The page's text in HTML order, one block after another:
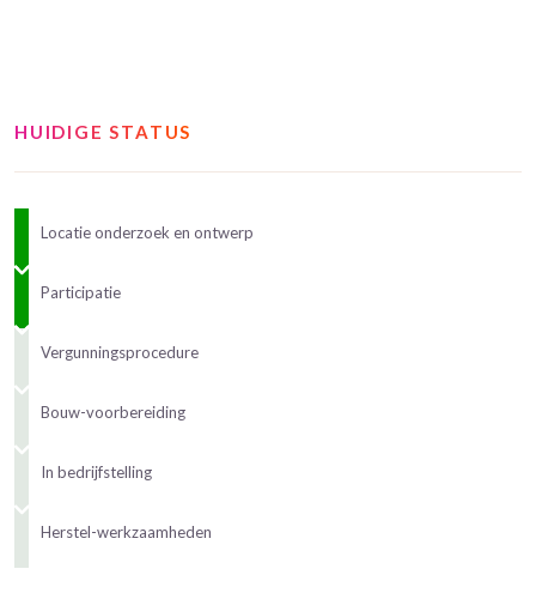
HUIDIGE STATUS
Locatie onderzoek en ontwerp
Participatie
Vergunningsprocedure
Bouw-voorbereiding
In bedrijfstelling
Herstel-werkzaamheden